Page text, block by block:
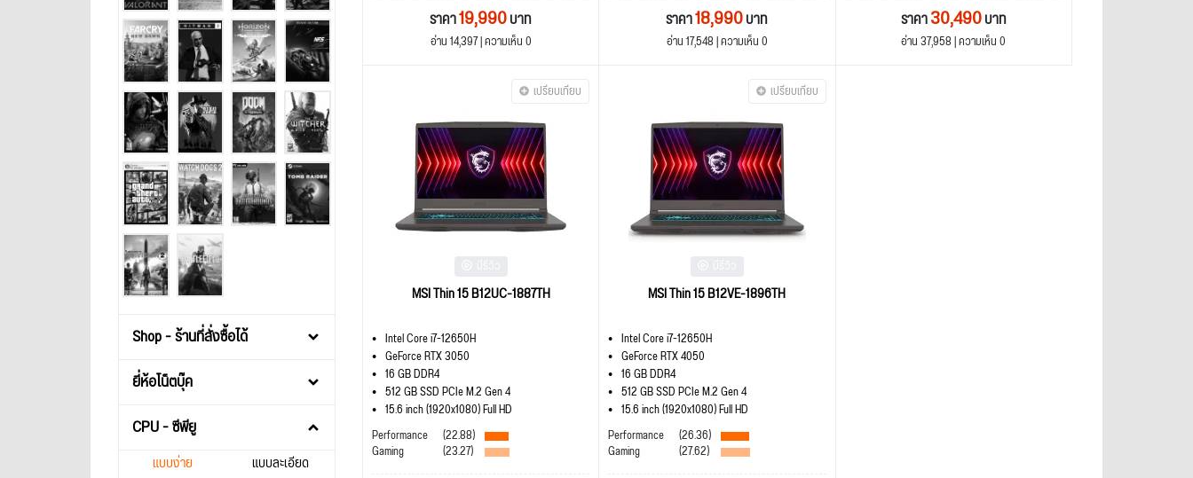
Shop - ร้านที่สั่งซื้อได้
ยี่ห้อโน็ตบุ๊ค
CPU - ซีพียู
แบบง่าย แบบละเอียด
ราคา19,990บาท
อ่าน 14,397 | ความเห็น 0
ราคา18,990บาท
อ่าน 17,548 | ความเห็น 0
ราคา30,490บาท
อ่าน 37,958 | ความเห็น 0
เปรียบเทียบ
MSI Thin 15 B12UC-1887TH
Intel Core i7-12650H
GeForce RTX 3050
16 GB DDR4
512 GB SSD PCIe M.2 Gen 4
15.6 inch (1920x1080) Full HD
Performance
(22.88)
Gaming (23.27)
เปรียบเทียบ
MSI Thin 15 B12VE-1896TH
Intel Core i7-12650H
GeForce RTX 4050
16 GB DDR4
512 GB SSD PCIe M.2 Gen 4
15.6 inch (1920x1080) Full HD
Performance
(26.36)
Gaming (27.62)